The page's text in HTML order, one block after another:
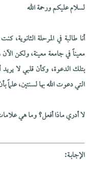
لسلام عليكم ورحمة الله
أنا طالبة في المرحلة الثانوية،
معيناً في جامعة معينة، ولكن
بتلك الدعوة، وكأن قلبي لا
التي دعوت الله بها لسنتين، علماً
لا أدري ماذا أفعل؟ وما هي
الإجابــة: